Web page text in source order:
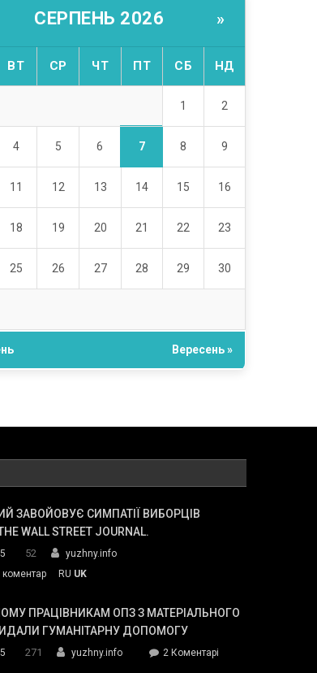
СЕРПЕНЬ 2026 »
ВТ СР ЧТ ПТ СБ НД
1 2
4 5 6 7 8 9
11 12 13 14 15 16
18 19 20 21 22 23
25 26 27 28 29 30
Вересень »
ЗАВОЙОВУЄ СИМПАТІЇ ВИБОРЦІВ
WALL STREET JOURNAL.
52
yuzhny.info
on
завойовує
симпатії
Трампа
RU UK
ПРАЦІВНИКАМ ОПЗ З МАТЕРІАЛЬНОГО
ГУМАНІТАРНУ ДОПОМОГУ
271 yuzhny.info 2 Коментарідо